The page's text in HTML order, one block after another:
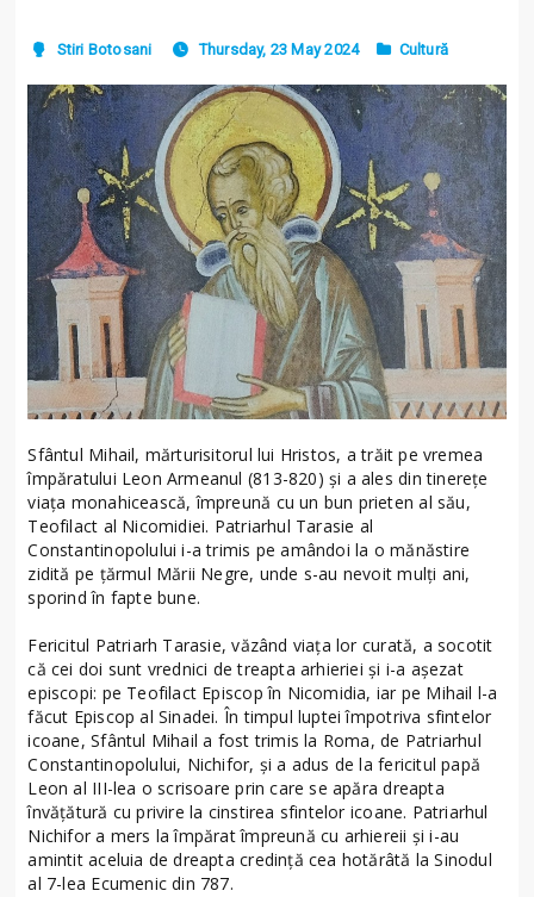
Stiri Botosani Thursday, 23 May 2024 Cultură
Sfântul Mihail, mărturisitorul lui Hristos, a trăit pe vremea
împăratului Leon Armeanul (813-820) şi a ales din tinereţe
viaţa monahicească, împreună cu un bun prieten al său,
Teofilact al Nicomidiei. Patriarhul Tarasie al
Constantinopolului i-a trimis pe amândoi la o mănăstire
zidită pe ţărmul Mării Negre, unde s-au nevoit mulţi ani,
sporind în fapte bune.
Fericitul Patriarh Tarasie, văzând viaţa lor curată, a socotit
că cei doi sunt vrednici de treapta arhieriei şi i-a aşezat
episcopi: pe Teofilact Episcop în Nicomidia, iar pe Mihail l-a
făcut Episcop al Sinadei. În timpul luptei împotriva sfintelor
icoane, Sfântul Mihail a fost trimis la Roma, de Patriarhul
Constantinopolului, Nichifor, şi a adus de la fericitul papă
Leon al III-lea o scrisoare prin care se apăra dreapta
învăţătură cu privire la cinstirea sfintelor icoane. Patriarhul
Nichifor a mers la împărat împreună cu arhiereii şi i-au
amintit aceluia de dreapta credinţă cea hotărâtă la Sinodul
al 7-lea Ecumenic din 787.